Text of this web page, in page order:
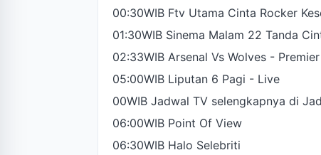
00:30WIB Ftv Utama Cinta Rocker
01:30WIB Sinema Malam 22 Tanda
02:33WIB Arsenal Vs Wolves -
05:00WIB Liputan 6 Pagi - Live
00WIB Jadwal TV selengkapnya di
06:00WIB Point Of View
06:30WIB Halo Selebriti